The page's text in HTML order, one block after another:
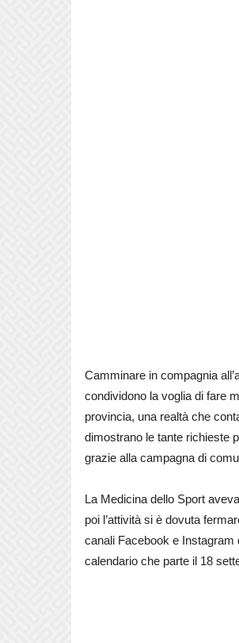
Camminare in compagnia
condividono la voglia di fare
provincia, una realtà che
dimostrano le tante richieste
grazie alla campagna di
La Medicina dello Sport
poi l’attività si è dovuta
canali Facebook e
calendario che parte il 18